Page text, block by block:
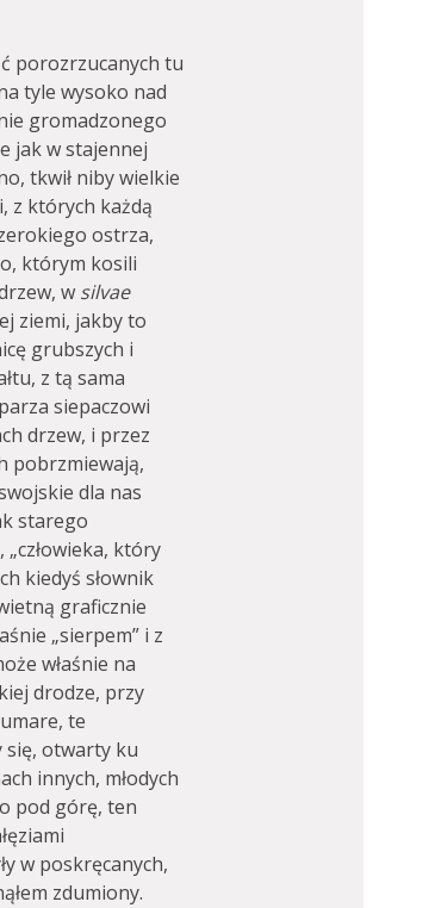
porozrzucanych tu
tyle wysoko nad
gromadzonego
jak w stajennej
tkwił niby wielkie
z których każdą
ostrza,
którym kosili
w silvae
ziemi, jakby to
grubszych i
z tą sama
siepaczowi
drzew, i przez
pobrzmiewają,
dla nas
starego
który
kiedyś słownik
graficznie
„sierpem” i z
właśnie na
drodze, przy
te
się, otwarty ku
innych, młodych
pod górę, ten
w poskręcanych,
zdumiony.